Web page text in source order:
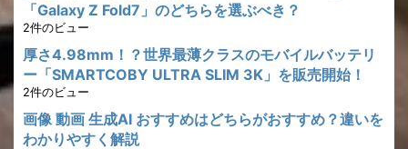
「Galaxy Z Fold7」のどちらを選ぶべき？
2件のビュー
厚さ4.98mm！？世界最薄クラスのモバイルバッテリ
ー「SMARTCOBY ULTRA SLIM 3K」を販売開始！
2件のビュー
画像 動画 生成AI おすすめはどちらがおすすめ？違いを
わかりやすく解説